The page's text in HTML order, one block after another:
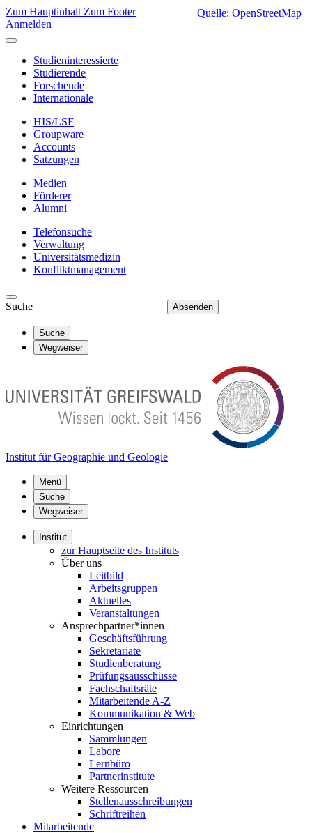
Zum Hauptinhalt Zum Footer
Anmelden
Studieninteressierte
Studierende
Forschende
Internationale
HIS/LSF
Groupware
Accounts
Satzungen
Medien
Förderer
Alumni
Telefonsuche
Verwaltung
Universitätsmedizin
Konfliktmanagement
Suche Absenden
Suche
Wegweiser
Institut für Geographie und Geologie
Menü
Suche
Wegweiser
Institut
zur Hauptseite des Instituts
Über uns
Leitbild
Arbeitsgruppen
Aktuelles
Veranstaltungen
Ansprechpartner*innen
Geschäftsführung
Sekretariate
Studienberatung
Prüfungsausschüsse
Fachschaftsräte
Mitarbeitende A-Z
Kommunikation & Web
Einrichtungen
Sammlungen
Labore
Lernbüro
Partnerinstitute
Weitere Ressourcen
Stellenausschreibungen
Schriftreihen
Mitarbeitende
Quelle: OpenStreetMap